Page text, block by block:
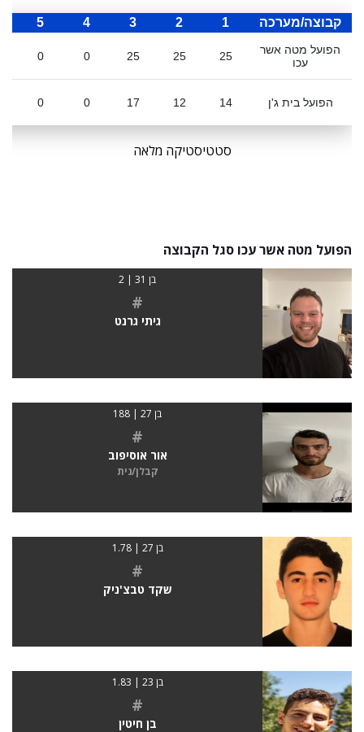
קבוצה/מערכה 1
2
3
4
5
הפועל מטה אשר
עכו
25
25
25
0
0
הפועל בית ג'ן 14
12
17
0
0
סטטיסטיקה מלאה
הפועל מטה אשר עכו סגל הקבוצה
בן 31 | 2
#
גיתי גרנט
בן 27 | 188
#
אור אוסיפוב
קבלן/נית
בן 27 | 1.78
#
שקד טבצ'ניק
בן 23 | 1.83
#
בן חיטין